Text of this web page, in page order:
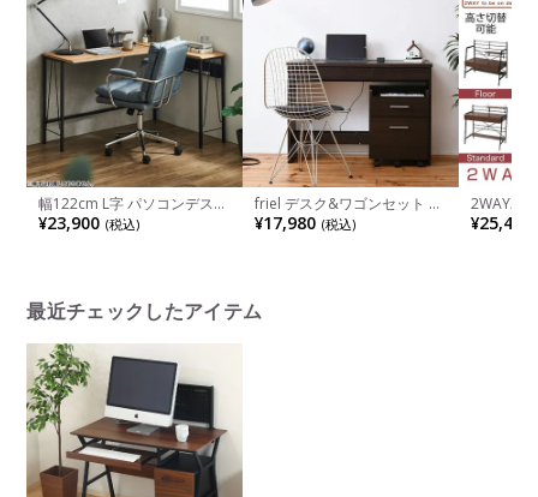
幅122cm L字 パソコンデスク
コンパクト コーナーデスク
天板 木目調 デスク ワークデ
¥23,900 (税込)
friel デスク&ワゴンセット パ
ソコンデスク キャスター付き
ワゴン 幅1000×奥行445×高
¥17,980 (税込)
2WAYパ
イプ シェ
ーク 幅
¥25,490
最近チェックしたアイテム